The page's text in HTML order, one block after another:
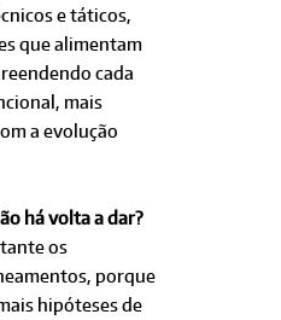
e táticos,
que alimentam
cada
mais
a evolução
há volta a dar?
os
porque
hipóteses de